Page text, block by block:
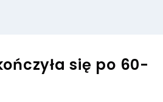
się po 60-